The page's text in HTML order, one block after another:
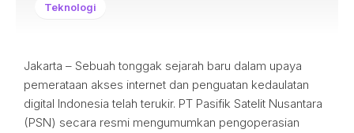
Teknologi
Jakarta – Sebuah tonggak sejarah baru dalam upaya
pemerataan akses internet dan penguatan kedaulatan
digital Indonesia telah terukir. PT Pasifik Satelit Nusantara
(PSN) secara resmi mengumumkan pengoperasian